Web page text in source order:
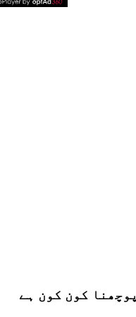
پوچھنا کون کون ہے